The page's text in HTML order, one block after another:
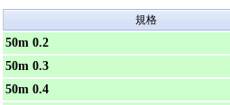
規格
50m 0.2
50m 0.3
50m 0.4